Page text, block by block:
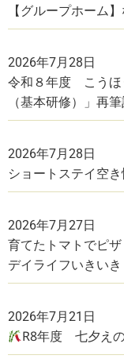
【グループホーム
2026年7月28日
令和８年度 こうほ
（基本研修）」再
2026年7月28日
ショートステイ空
2026年7月27日
育てたトマトでピ
デイライフいきいき
2026年7月21日
R8年度 七夕え